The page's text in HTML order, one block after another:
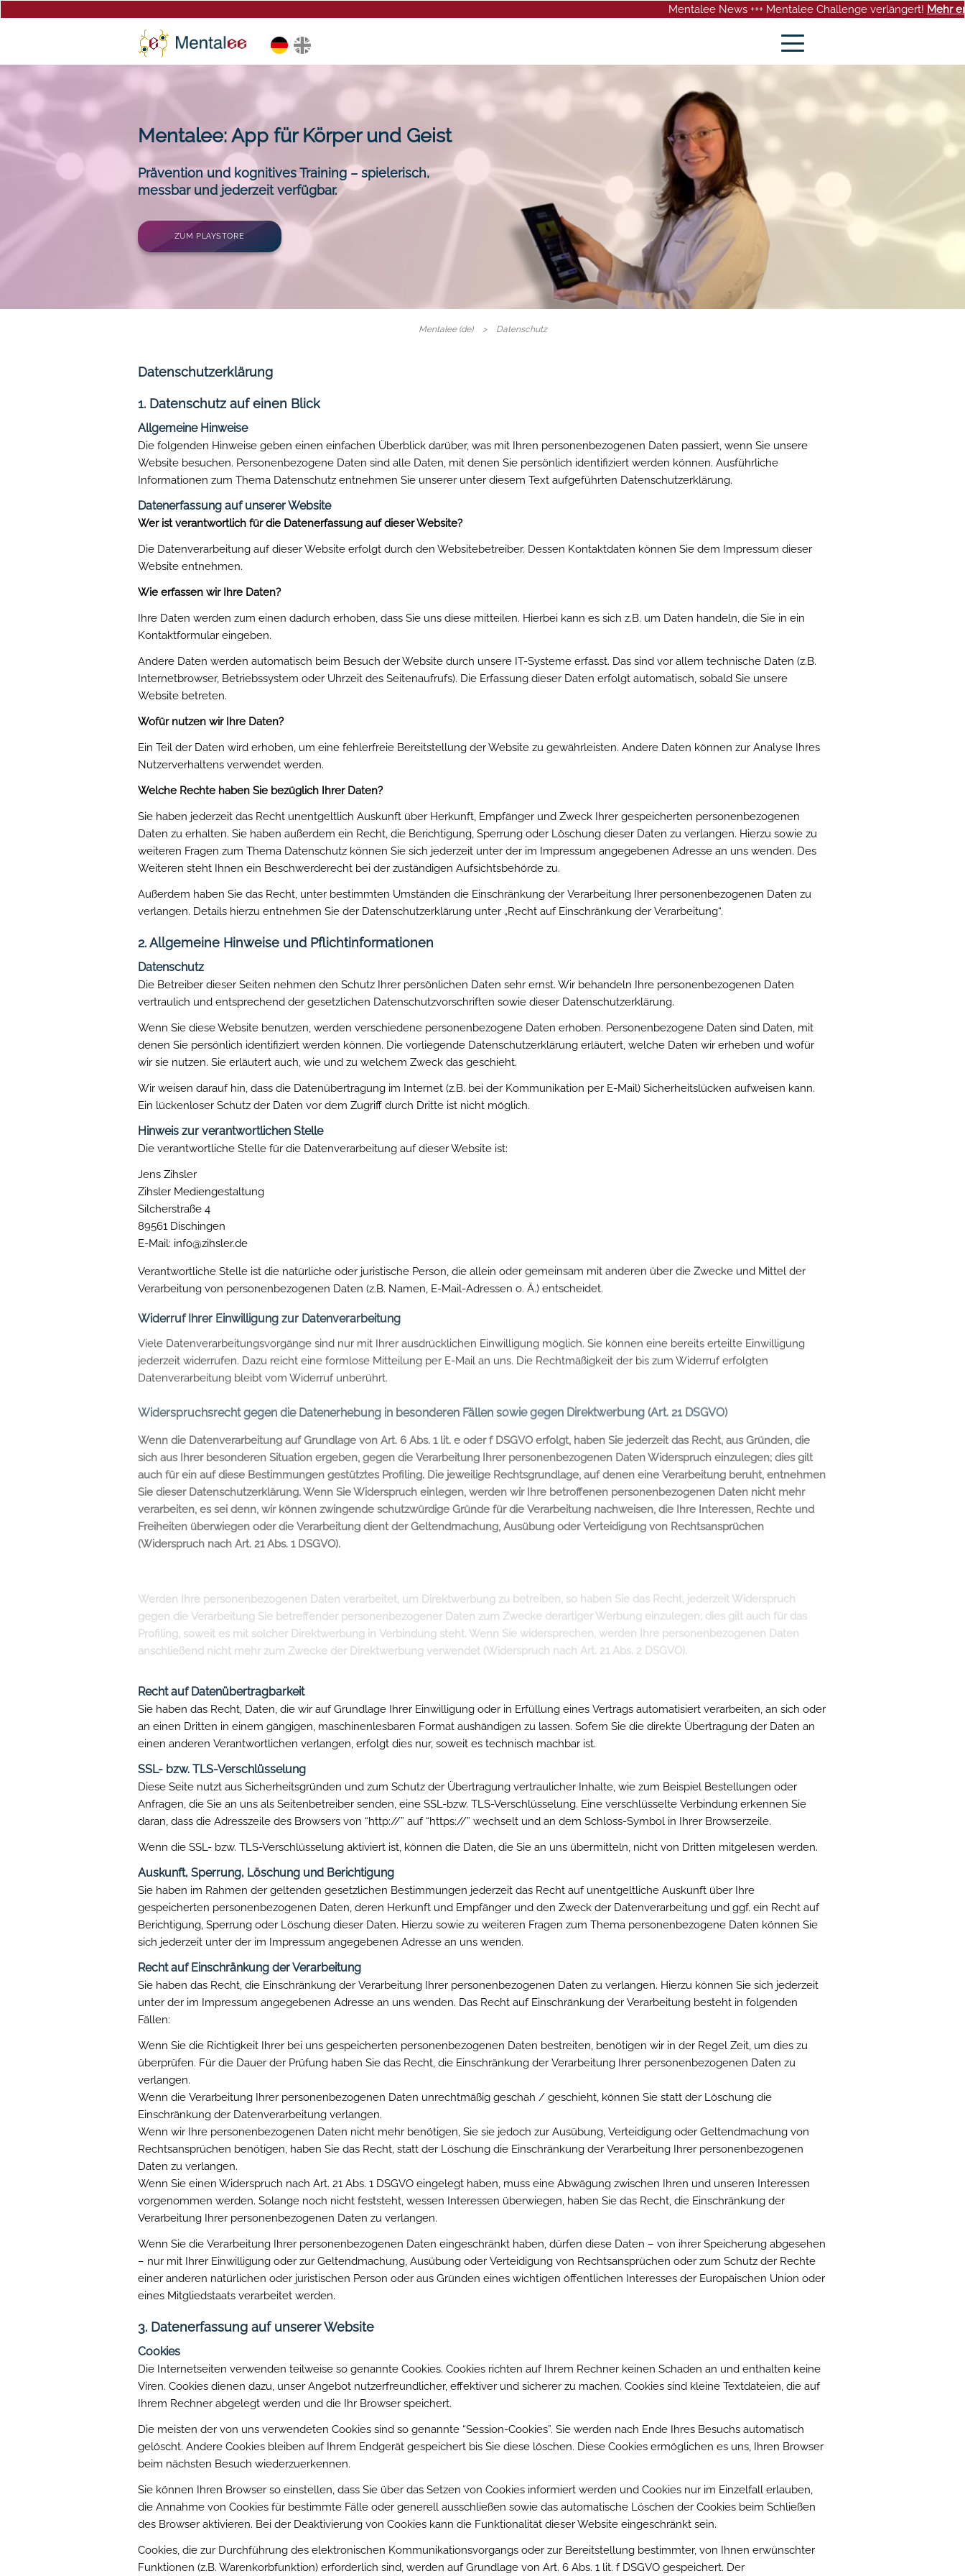
Mentalee News +++ Mentalee Challenge verlängert!Mehr erfahren+++
Mentalee (de) Datenschutz
Datenschutzerklärung
1. Datenschutz auf einen Blick
Allgemeine Hinweise
Die folgenden Hinweise geben einen einfachen Überblick darüber, was mit Ihren personenbezogenen Daten passiert, wenn Sie unsere
Website besuchen. Personenbezogene Daten sind alle Daten, mit denen Sie persönlich identifiziert werden können. Ausführliche
Informationen zum Thema Datenschutz entnehmen Sie unserer unter diesem Text aufgeführten Datenschutzerklärung.
Datenerfassung auf unserer Website
Wer ist verantwortlich für die Datenerfassung auf dieser Website?
Die Datenverarbeitung auf dieser Website erfolgt durch den Websitebetreiber. Dessen Kontaktdaten können Sie dem Impressum dieser
Website entnehmen.
Wie erfassen wir Ihre Daten?
Ihre Daten werden zum einen dadurch erhoben, dass Sie uns diese mitteilen. Hierbei kann es sich z.B. um Daten handeln, die Sie in ein
Kontaktformular eingeben.
Andere Daten werden automatisch beim Besuch der Website durch unsere IT-Systeme erfasst. Das sind vor allem technische Daten (z.B.
Internetbrowser, Betriebssystem oder Uhrzeit des Seitenaufrufs). Die Erfassung dieser Daten erfolgt automatisch, sobald Sie unsere
Website betreten.
Wofür nutzen wir Ihre Daten?
Ein Teil der Daten wird erhoben, um eine fehlerfreie Bereitstellung der Website zu gewährleisten. Andere Daten können zur Analyse Ihres
Nutzerverhaltens verwendet werden.
Welche Rechte haben Sie bezüglich Ihrer Daten?
Sie haben jederzeit das Recht unentgeltlich Auskunft über Herkunft, Empfänger und Zweck Ihrer gespeicherten personenbezogenen
Daten zu erhalten. Sie haben außerdem ein Recht, die Berichtigung, Sperrung oder Löschung dieser Daten zu verlangen. Hierzu sowie zu
weiteren Fragen zum Thema Datenschutz können Sie sich jederzeit unter der im Impressum angegebenen Adresse an uns wenden. Des
Weiteren steht Ihnen ein Beschwerderecht bei der zuständigen Aufsichtsbehörde zu.
Außerdem haben Sie das Recht, unter bestimmten Umständen die Einschränkung der Verarbeitung Ihrer personenbezogenen Daten zu
verlangen. Details hierzu entnehmen Sie der Datenschutzerklärung unter „Recht auf Einschränkung der Verarbeitung“.
2. Allgemeine Hinweise und Pflichtinformationen
Datenschutz
Die Betreiber dieser Seiten nehmen den Schutz Ihrer persönlichen Daten sehr ernst. Wir behandeln Ihre personenbezogenen Daten
vertraulich und entsprechend der gesetzlichen Datenschutzvorschriften sowie dieser Datenschutzerklärung.
Wenn Sie diese Website benutzen, werden verschiedene personenbezogene Daten erhoben. Personenbezogene Daten sind Daten, mit
denen Sie persönlich identifiziert werden können. Die vorliegende Datenschutzerklärung erläutert, welche Daten wir erheben und wofür
wir sie nutzen. Sie erläutert auch, wie und zu welchem Zweck das geschieht.
Wir weisen darauf hin, dass die Datenübertragung im Internet (z.B. bei der Kommunikation per E-Mail) Sicherheitslücken aufweisen kann.
Ein lückenloser Schutz der Daten vor dem Zugriff durch Dritte ist nicht möglich.
Hinweis zur verantwortlichen Stelle
Die verantwortliche Stelle für die Datenverarbeitung auf dieser Website ist:
Jens Zihsler
Zihsler Mediengestaltung
Silcherstraße 4
89561 Dischingen
E-Mail: info@zihsler.de
Verantwortliche Stelle ist die natürliche oder juristische Person, die allein oder gemeinsam mit anderen über die Zwecke und Mittel der
Verarbeitung von personenbezogenen Daten (z.B. Namen, E-Mail-Adressen o. Ä.) entscheidet.
Widerruf Ihrer Einwilligung zur Datenverarbeitung
Viele Datenverarbeitungsvorgänge sind nur mit Ihrer ausdrücklichen Einwilligung möglich. Sie können eine bereits erteilte Einwilligung
jederzeit widerrufen. Dazu reicht eine formlose Mitteilung per E-Mail an uns. Die Rechtmäßigkeit der bis zum Widerruf erfolgten
Datenverarbeitung bleibt vom Widerruf unberührt.
Wenn die Datenverarbeitung auf Grundlage von Art. 6 Abs. 1 lit. e oder f DSGVO erfolgt, haben Sie jederzeit das Recht, aus Gründen, die
auch für ein auf diese Bestimmungen gestütztes Profiling. Die jeweilige Rechtsgrundlage, auf denen eine Verarbeitung beruht, entnehmen
Sie dieser Datenschutzerklärung. Wenn Sie Widerspruch einlegen, werden wir Ihre betroffenen personenbezogenen Daten nicht mehr
verarbeiten, es sei denn, wir können zwingende schutzwürdige Gründe für die Verarbeitung nachweisen, die Ihre Interessen, Rechte und
Freiheiten überwiegen oder die Verarbeitung dient der Geltendmachung, Ausübung oder Verteidigung von Rechtsansprüchen
(Widerspruch nach Art. 21 Abs. 1 DSGVO).
Werden Ihre personenbezogenen Daten verarbeitet, um Direktwerbung zu betreiben, so haben Sie das Recht, jederzeit Widerspruch
gegen die Verarbeitung Sie betreffender personenbezogener Daten zum Zwecke derartiger Werbung einzulegen; dies gilt auch für das
Beschwerderecht bei der zuständigen Aufsichtsbehörde
Im Falle von Verstößen gegen die DSGVO steht den Betroffenen ein Beschwerderecht bei einer Aufsichtsbehörde, insbesondere in dem
Mitgliedstaat ihres gewöhnlichen Aufenthalts, ihres Arbeitsplatzes oder des Orts des mutmaßlichen Verstoßes zu. Das Beschwerderecht
Recht auf Datenübertragbarkeit
Sie haben das Recht, Daten, die wir auf Grundlage Ihrer Einwilligung oder in Erfüllung eines Vertrags automatisiert verarbeiten, an sich oder
an einen Dritten in einem gängigen, maschinenlesbaren Format aushändigen zu lassen. Sofern Sie die direkte Übertragung der Daten an
einen anderen Verantwortlichen verlangen, erfolgt dies nur, soweit es technisch machbar ist.
SSL- bzw. TLS-Verschlüsselung
Diese Seite nutzt aus Sicherheitsgründen und zum Schutz der Übertragung vertraulicher Inhalte, wie zum Beispiel Bestellungen oder
Anfragen, die Sie an uns als Seitenbetreiber senden, eine SSL-bzw. TLS-Verschlüsselung. Eine verschlüsselte Verbindung erkennen Sie
daran, dass die Adresszeile des Browsers von “http://” auf “https://” wechselt und an dem Schloss-Symbol in Ihrer Browserzeile.
Wenn die SSL- bzw. TLS-Verschlüsselung aktiviert ist, können die Daten, die Sie an uns übermitteln, nicht von Dritten mitgelesen werden.
Auskunft, Sperrung, Löschung und Berichtigung
Sie haben im Rahmen der geltenden gesetzlichen Bestimmungen jederzeit das Recht auf unentgeltliche Auskunft über Ihre
gespeicherten personenbezogenen Daten, deren Herkunft und Empfänger und den Zweck der Datenverarbeitung und ggf. ein Recht auf
Berichtigung, Sperrung oder Löschung dieser Daten. Hierzu sowie zu weiteren Fragen zum Thema personenbezogene Daten können Sie
sich jederzeit unter der im Impressum angegebenen Adresse an uns wenden.
Recht auf Einschränkung der Verarbeitung
Sie haben das Recht, die Einschränkung der Verarbeitung Ihrer personenbezogenen Daten zu verlangen. Hierzu können Sie sich jederzeit
unter der im Impressum angegebenen Adresse an uns wenden. Das Recht auf Einschränkung der Verarbeitung besteht in folgenden
Fällen:
Wenn Sie die Richtigkeit Ihrer bei uns gespeicherten personenbezogenen Daten bestreiten, benötigen wir in der Regel Zeit, um dies zu
überprüfen. Für die Dauer der Prüfung haben Sie das Recht, die Einschränkung der Verarbeitung Ihrer personenbezogenen Daten zu
verlangen.
Wenn die Verarbeitung Ihrer personenbezogenen Daten unrechtmäßig geschah / geschieht, können Sie statt der Löschung die
Einschränkung der Datenverarbeitung verlangen.
Wenn wir Ihre personenbezogenen Daten nicht mehr benötigen, Sie sie jedoch zur Ausübung, Verteidigung oder Geltendmachung von
Rechtsansprüchen benötigen, haben Sie das Recht, statt der Löschung die Einschränkung der Verarbeitung Ihrer personenbezogenen
Daten zu verlangen.
Wenn Sie einen Widerspruch nach Art. 21 Abs. 1 DSGVO eingelegt haben, muss eine Abwägung zwischen Ihren und unseren Interessen
vorgenommen werden. Solange noch nicht feststeht, wessen Interessen überwiegen, haben Sie das Recht, die Einschränkung der
Verarbeitung Ihrer personenbezogenen Daten zu verlangen.
Wenn Sie die Verarbeitung Ihrer personenbezogenen Daten eingeschränkt haben, dürfen diese Daten – von ihrer Speicherung abgesehen
– nur mit Ihrer Einwilligung oder zur Geltendmachung, Ausübung oder Verteidigung von Rechtsansprüchen oder zum Schutz der Rechte
einer anderen natürlichen oder juristischen Person oder aus Gründen eines wichtigen öffentlichen Interesses der Europäischen Union oder
eines Mitgliedstaats verarbeitet werden.
3. Datenerfassung auf unserer Website
Cookies
Die Internetseiten verwenden teilweise so genannte Cookies. Cookies richten auf Ihrem Rechner keinen Schaden an und enthalten keine
Viren. Cookies dienen dazu, unser Angebot nutzerfreundlicher, effektiver und sicherer zu machen. Cookies sind kleine Textdateien, die auf
Ihrem Rechner abgelegt werden und die Ihr Browser speichert.
Die meisten der von uns verwendeten Cookies sind so genannte “Session-Cookies”. Sie werden nach Ende Ihres Besuchs automatisch
gelöscht. Andere Cookies bleiben auf Ihrem Endgerät gespeichert bis Sie diese löschen. Diese Cookies ermöglichen es uns, Ihren Browser
beim nächsten Besuch wiederzuerkennen.
Sie können Ihren Browser so einstellen, dass Sie über das Setzen von Cookies informiert werden und Cookies nur im Einzelfall erlauben,
die Annahme von Cookies für bestimmte Fälle oder generell ausschließen sowie das automatische Löschen der Cookies beim Schließen
des Browser aktivieren. Bei der Deaktivierung von Cookies kann die Funktionalität dieser Website eingeschränkt sein.
Cookies, die zur Durchführung des elektronischen Kommunikationsvorgangs oder zur Bereitstellung bestimmter, von Ihnen erwünschter
Funktionen (z.B. Warenkorbfunktion) erforderlich sind, werden auf Grundlage von Art. 6 Abs. 1 lit. f DSGVO gespeichert. Der